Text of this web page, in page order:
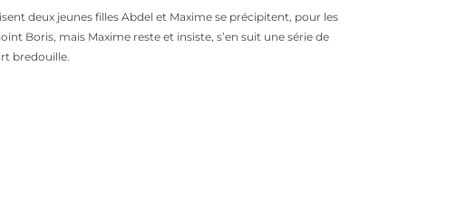
deux jeunes filles Abdel et Maxime se précipitent, pour les
Boris, mais Maxime reste et insiste, s’en suit une série de
bredouille.